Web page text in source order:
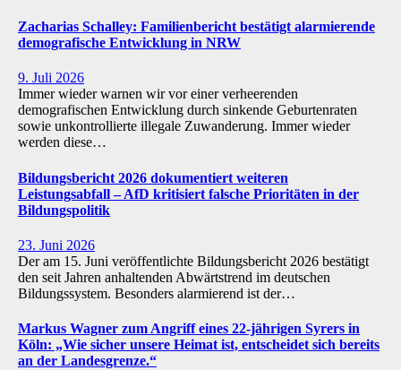
Zacharias Schalley: Familienbericht bestätigt alarmierende
demografische Entwicklung in NRW
9. Juli 2026
Immer wieder warnen wir vor einer verheerenden
demografischen Entwicklung durch sinkende Geburtenraten
sowie unkontrollierte illegale Zuwanderung. Immer wieder
werden diese…
Bildungsbericht 2026 dokumentiert weiteren
Leistungsabfall – AfD kritisiert falsche Prioritäten in der
Bildungspolitik
23. Juni 2026
Der am 15. Juni veröffentlichte Bildungsbericht 2026 bestätigt
den seit Jahren anhaltenden Abwärtstrend im deutschen
Bildungssystem. Besonders alarmierend ist der…
Markus Wagner zum Angriff eines 22-jährigen Syrers in
Köln: „Wie sicher unsere Heimat ist, entscheidet sich bereits
an der Landesgrenze.“